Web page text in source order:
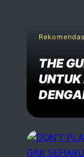
THE
UNTUK